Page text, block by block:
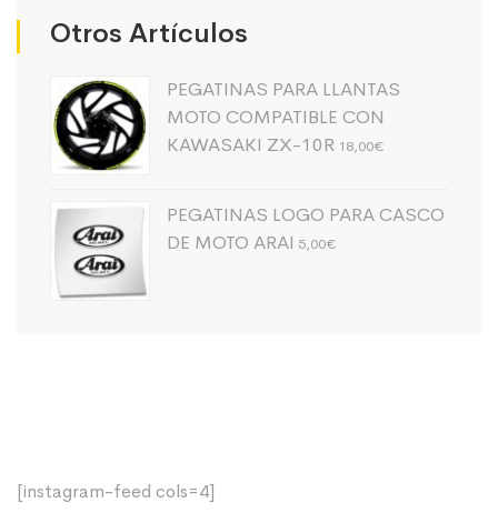
Otros Artículos
PEGATINAS PARA LLANTAS
MOTO COMPATIBLE CON
KAWASAKI ZX-10R 18,00€
PEGATINAS LOGO PARA CASCO
DE MOTO ARAI 5,00€
[instagram-feed cols=4]